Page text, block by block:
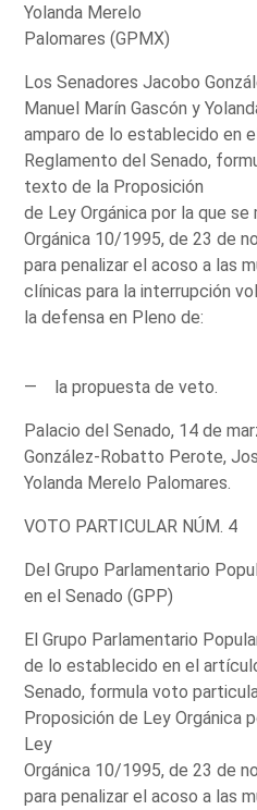
Yolanda Merelo
Palomares (GPMX)
Los Senadores Jacobo
Manuel Marín Gascón y
amparo de lo establecido en
Reglamento del Senado,
texto de la Proposición
de Ley Orgánica por la que
Orgánica 10/1995, de 23 de
para penalizar el acoso a las
clínicas para la interrupción
la defensa en Pleno de:
— la propuesta de veto.
Palacio del Senado, 14 de
González-Robatto Perote,
Yolanda Merelo Palomares.
VOTO PARTICULAR NÚM. 4
Del Grupo Parlamentario
en el Senado (GPP)
El Grupo Parlamentario
de lo establecido en el
Senado, formula voto
Proposición de Ley Orgánica
Ley
Orgánica 10/1995, de 23 de
para penalizar el acoso a las